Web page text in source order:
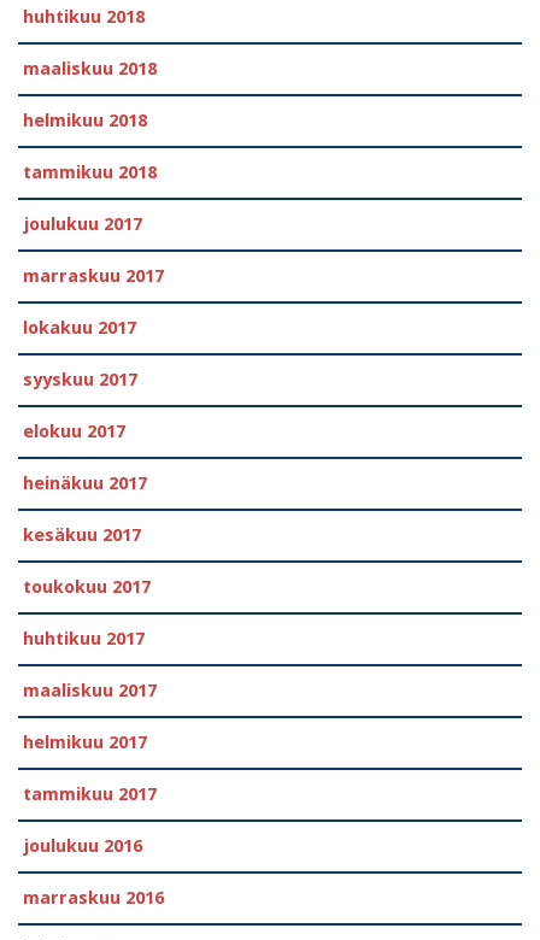
huhtikuu 2018
maaliskuu 2018
helmikuu 2018
tammikuu 2018
joulukuu 2017
marraskuu 2017
lokakuu 2017
syyskuu 2017
elokuu 2017
heinäkuu 2017
kesäkuu 2017
toukokuu 2017
huhtikuu 2017
maaliskuu 2017
helmikuu 2017
tammikuu 2017
joulukuu 2016
marraskuu 2016